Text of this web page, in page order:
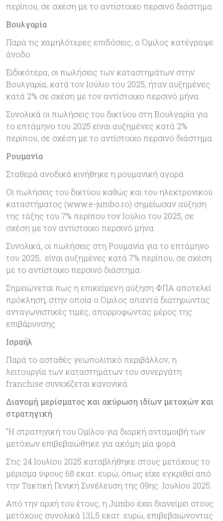
περίπου, σε σχέση με το αντίστοιχο περσινό διάστημα.
Βουλγαρία
Παρά τις χαμηλότερες επιδόσεις, ο Όμιλος κατέγραψε
άνοδο .
Ειδικότερα, οι πωλήσεις των καταστημάτων στην
Βουλγαρία, κατά τον Ιούλιο του 2025, ήταν αυξημένες
κατά 2% σε σχέση με τον αντίστοιχο περσινό μήνα.
Συνολικά οι πωλήσεις του δικτύου στη Βουλγαρία για
το επτάμηνο του 2025 είναι αυξημένες κατά 2%
περίπου, σε σχέση με το αντίστοιχο περσινό διάστημα.
Ρουμανία
Σταθερά ανοδικά κινήθηκε η ρουμανική αγορά.
Οι πωλήσεις του δικτύου καθώς και του ηλεκτρονικού
καταστήματος (www.e-jumbo.ro) σημείωσαν αύξηση
της τάξης του 7% περίπου τον Ιούλιο του 2025, σε
σχέση με τον αντίστοιχο περσινό μήνα.
Συνολικά, οι πωλήσεις στη Ρουμανία για το επτάμηνο
του 2025, είναι αυξημένες κατά 7% περίπου, σε σχέση
με το αντίστοιχο περσινό διάστημα.
Σημειώνεται πως η επικείμενη αύξηση ΦΠΑ αποτελεί
πρόκληση, στην οποία ο Όμιλος απαντά διατηρώντας
ανταγωνιστικές τιμές, απορροφώντας μέρος της
επιβάρυνσης.
Ισραήλ
Παρά το ασταθές γεωπολιτικό περιβάλλον, η
λειτουργία των καταστημάτων του συνεργάτη
franchise συνεχίζεται κανονικά.
Διανομή μερίσματος και ακύρωση ιδίων μετοχών και
στρατηγική
"Η στρατηγική του Ομίλου για διαρκή ανταμοιβή των
μετόχων επιβεβαιώθηκε για ακόμη μία φορά.
Στις 24 Ιουλίου 2025 καταβλήθηκε στους μετόχους το
μέρισμα ύψους 68 εκατ. ευρώ, όπως είχε εγκριθεί από
την Τακτική Γενική Συνέλευση της 09ης Ιουλίου 2025.
Από την αρχή του έτους, η Jumbo έχει διανείμει στους
μετόχους συνολικά 131,5 εκατ. ευρώ, επιβεβαιώνοντας